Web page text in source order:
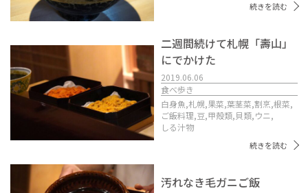
続きを読む
二週間続けて札幌「壽山」
にでかけた
2019.06.06
食べ歩き
白身魚,札幌,果菜,葉茎菜,割烹,根菜,
ご飯料理,豆,甲殻類,貝類,ウニ,
しる汁物
続きを読む
汚れなき毛ガニご飯